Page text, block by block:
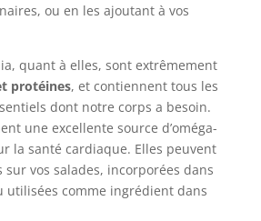
ou en les ajoutant à vos
quant à elles, sont extrêmement
protéines, et contiennent tous les
dont notre corps a besoin.
une excellente source d’oméga-
la santé cardiaque. Elles peuvent
vos salades, incorporées dans
utilisées comme ingrédient dans